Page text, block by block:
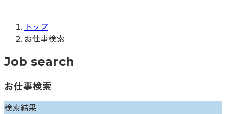
トップ
お仕事検索
Job search
お仕事検索
検索結果